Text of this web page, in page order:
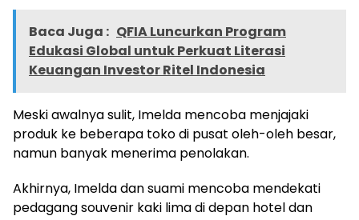
Baca Juga : QFIA Luncurkan Program
Edukasi Global untuk Perkuat Literasi
Keuangan Investor Ritel Indonesia
Meski awalnya sulit, Imelda mencoba menjajaki
produk ke beberapa toko di pusat oleh-oleh besar,
namun banyak menerima penolakan.
Akhirnya, Imelda dan suami mencoba mendekati
pedagang souvenir kaki lima di depan hotel dan